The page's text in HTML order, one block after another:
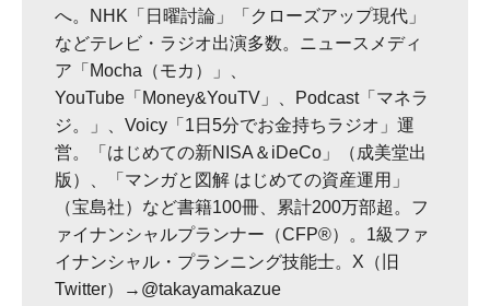
へ。NHK「日曜討論」「クローズアップ現代」
などテレビ・ラジオ出演多数。ニュースメディ
ア「Mocha（モカ）」、
YouTube「Money&YouTV」、Podcast「マネラ
ジ。」、Voicy「1日5分でお金持ちラジオ」運
営。「はじめての新NISA＆iDeCo」（成美堂出
版）、「マンガと図解 はじめての資産運用」
（宝島社）など書籍100冊、累計200万部超。フ
ァイナンシャルプランナー（CFP®）。1級ファ
イナンシャル・プランニング技能士。X（旧
Twitter）→@takayamakazue